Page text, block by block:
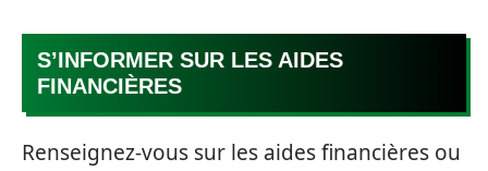
S’INFORMER SUR LES AIDES
FINANCIÈRES
Renseignez-vous sur les aides financières ou